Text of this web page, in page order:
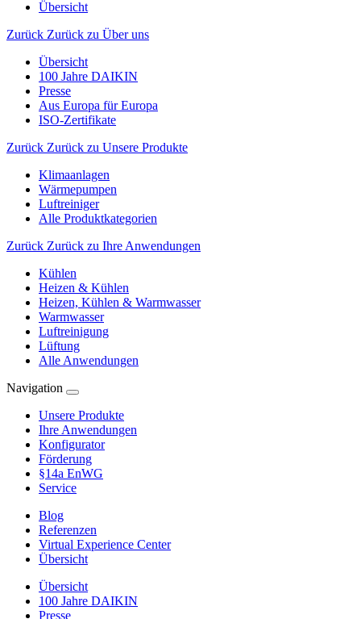
Übersicht
Zurück Zurück zu Über uns
Übersicht
100 Jahre DAIKIN
Presse
Aus Europa für Europa
ISO-Zertifikate
Zurück Zurück zu Unsere Produkte
Klimaanlagen
Wärmepumpen
Luftreiniger
Alle Produktkategorien
Zurück Zurück zu Ihre Anwendungen
Kühlen
Heizen & Kühlen
Heizen, Kühlen & Warmwasser
Warmwasser
Luftreinigung
Lüftung
Alle Anwendungen
Navigation
Unsere Produkte
Ihre Anwendungen
Konfigurator
Förderung
§14a EnWG
Service
Blog
Referenzen
Virtual Experience Center
Übersicht
Übersicht
100 Jahre DAIKIN
Presse